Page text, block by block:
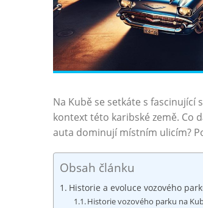
Na Kubě se setkáte s fascinující
kontext této karibské země. Co
auta dominují místním ulicím?
Obsah článku
Historie‌ a evoluce⁤ vozového
Historie vozového parku na⁣